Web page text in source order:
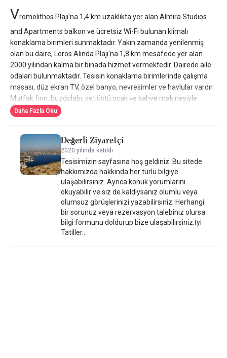
Vromolithos Plajı'na 1,4 km uzaklıkta yer alan Almira Studios
and Apartments balkon ve ücretsiz Wi-Fi bulunan klimalı
konaklama birimleri sunmaktadır. Yakın zamanda yenilenmiş
olan bu daire, Leros Alinda Plajı'na 1,8 km mesafede yer alan
2000 yılından kalma bir binada hizmet vermektedir. Dairede aile
odaları bulunmaktadır. Tesisin konaklama birimlerinde çalışma
masası, düz ekran TV, özel banyo, nevresimler ve havlular vardır.
Mutfak fırın, buzdolabı, set üstü ocak ve kahve makinesiyle
donatılmıştır. Birimlerde gardırop ve su ısıtıcısı da mevcuttur.
Daha Fazla Oku
Değerli Ziyaretçi
2020 yılında katıldı
Tesisimizin sayfasına hoş geldiniz. Bu sitede
hakkımızda hakkında her türlü bilgiye
ulaşabilirsiniz. Ayrıca konuk yorumlarını
okuyabilir ve siz de kaldıysanız olumlu veya
olumsuz görüşlerinizi yazabilirsiniz. Herhangi
bir sorunuz veya rezervasyon talebiniz olursa
bilgi formunu doldurup bize ulaşabilirsiniz.İyi
Tatiller...